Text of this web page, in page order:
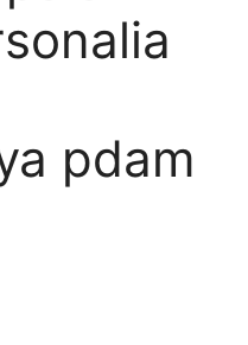
pdam